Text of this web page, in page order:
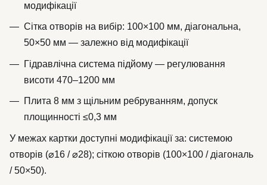
модифікації
Сітка отворів на вибір: 100×100 мм, діагональна,
50×50 мм — залежно від модифікації
Гідравлічна система підйому — регулювання
висоти 470–1200 мм
Плита 8 мм з щільним ребруванням, допуск
площинності ≤0,3 мм
У межах картки доступні модифікації за: системою
отворів (⌀16 / ⌀28); сіткою отворів (100×100 / діагональ
/ 50×50).